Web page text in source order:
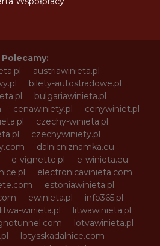
Polecamy:
austriawinieta.pl
bilety-autostradowe.pl
bulgariawinieta.pl
cenawiniety.pl
cenywiniet.pl
czechy-winieta.pl
czechywiniety.pl
dalnicniznamka.eu
e-vignette.pl
e-winieta.eu
electronicavinieta.com
estoniawinieta.pl
ewinieta.pl
info365.pl
litwa-winieta.pl
litwawinieta.pl
lotvawinieta.pl
lotysskadalnice.com